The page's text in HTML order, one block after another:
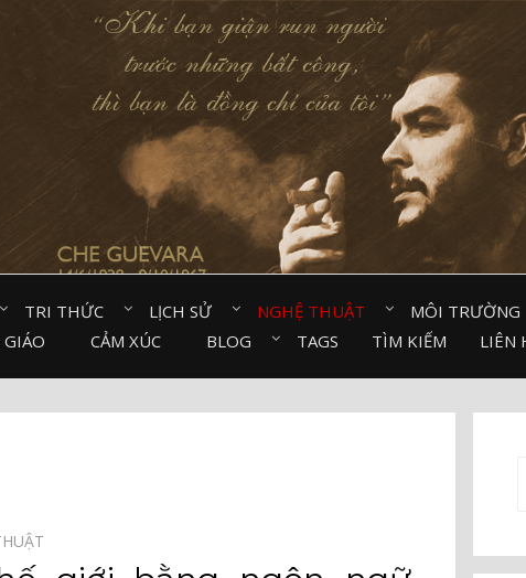
TRI THỨC⠀ LỊCH SỬ⠀ NGHỆ THUẬT⠀ MÔI TRƯỜNG⠀
CẢM XÚC⠀ BLOG⠀ TAGS TÌM KIẾM LIÊN